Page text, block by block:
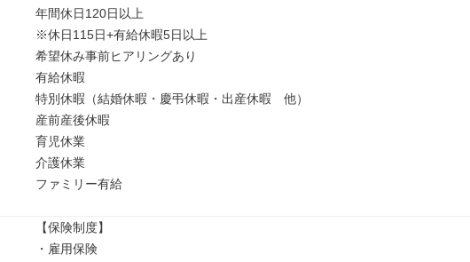
年間休日120日以上
※休日115日+有給休暇5日以上
希望休み事前ヒアリングあり
有給休暇
特別休暇（結婚休暇・慶弔休暇・出産休暇　他）
産前産後休暇
育児休業
介護休業
ファミリー有給
【保険制度】
・雇用保険